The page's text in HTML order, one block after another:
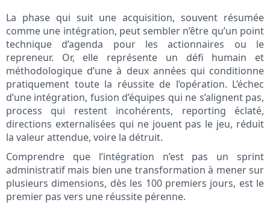
La phase qui suit une acquisition, souvent résumée
comme une intégration, peut sembler n’être qu’un point
technique d’agenda pour les actionnaires ou le
repreneur. Or, elle représente un défi humain et
méthodologique d’une à deux années qui conditionne
pratiquement toute la réussite de l’opération. L’échec
d’une intégration, fusion d’équipes qui ne s’alignent pas,
process qui restent incohérents, reporting éclaté,
directions externalisées qui ne jouent pas le jeu, réduit
la valeur attendue, voire la détruit.
Comprendre que l’intégration n’est pas un sprint
administratif mais bien une transformation à mener sur
plusieurs dimensions, dès les 100 premiers jours, est le
premier pas vers une réussite pérenne.